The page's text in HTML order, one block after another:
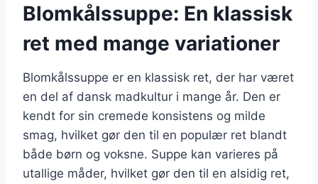
Blomkålssuppe: En klassisk
ret med mange variationer
Blomkålssuppe er en klassisk ret, der har været
en del af dansk madkultur i mange år. Den er
kendt for sin cremede konsistens og milde
smag, hvilket gør den til en populær ret blandt
både børn og voksne. Suppe kan varieres på
utallige måder, hvilket gør den til en alsidig ret,